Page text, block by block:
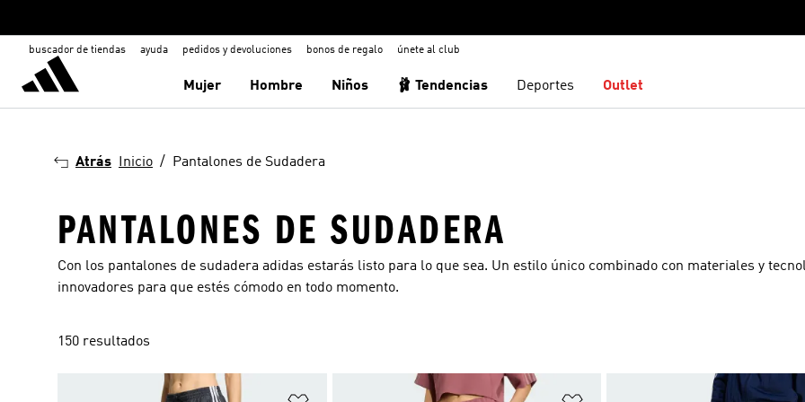
buscador de tiendas ayuda pedidos y devoluciones bonos de regalo únete al club
Mujer Hombre Niños 🩰 Tendencias Deportes Outlet
Atrás Inicio Pantalones de Sudadera
PANTALONES DE SUDADERA
Con los pantalones de sudadera adidas estarás listo para lo que sea. Un estilo único combinado con materiales y
innovadores para que estés cómodo en todo momento.
150 resultados
Añadir a la lista de deseos Añadir a la lista de deseos